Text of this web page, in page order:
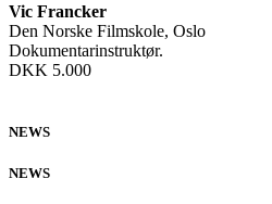
Vic Francker
Den Norske Filmskole, Oslo
Dokumentarinstruktør.
DKK 5.000
NEWS
NEWS